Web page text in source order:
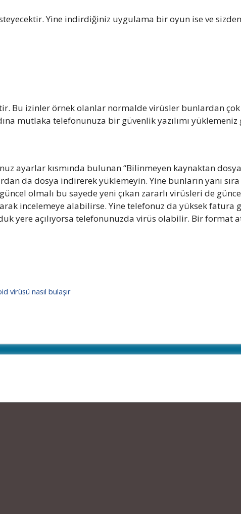
Yine indirdiğiniz uygulama bir oyun ise ve
Bu izinler örnek olanlar normalde virüsler bunlardan
mutlaka telefonunuza bir güvenlik yazılımı yüklemeniz
ayarlar kısmında bulunan “Bilinmeyen kaynaktan
da dosya indirerek yüklemeyin. Yine bunların yanı
güncel olmalı bu sayede yeni çıkan zararlı virüsleri de
incelemeye alabilirse. Yine telefonuz da yüksek fatura
yere açılıyorsa telefonunuzda virüs olabilir. Bir format
virüsü nasıl bulaşır